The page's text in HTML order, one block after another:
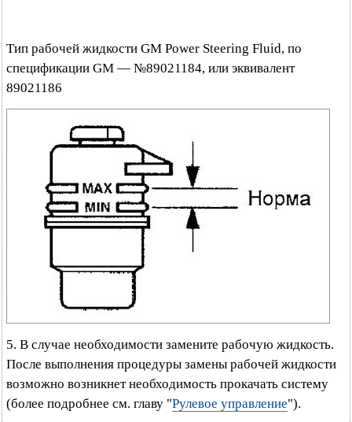
Тип рабочей жидкости GM Power Steering Fluid, по
спецификации GM — №89021184, или эквивалент
89021186
5. В случае необходимости замените рабочую жидкость.
После выполнения процедуры замены рабочей жидкости
возможно возникнет необходимость прокачать систему
(более подробнее см. главу "Рулевое управление").